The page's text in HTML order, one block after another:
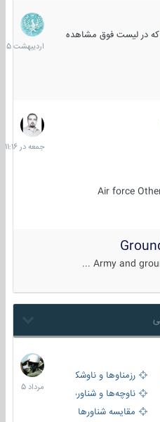
در لیست فوق مشاهده
27
1405
Air force
جمعه
در
11:16
Army and
بر
رزمناوها و ناوشکن‌ها
ناوچه‌ها و شناورهای گشتی
مقایسه شناورها
2
مرداد
1405